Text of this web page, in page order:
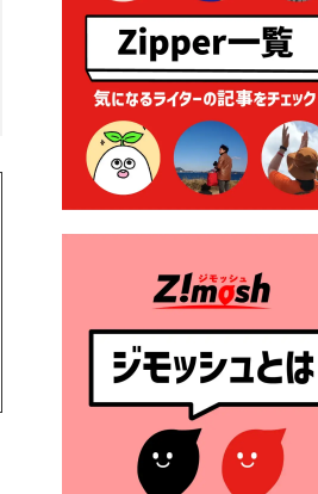
2026年7月9日 廃食用油の回
収
2026年7月7日 「おゆずりコ
ーナー」について
2026年7月1日 豊前市民プール
一般開放
（令和８年４月１日施行）
格改定
2026年6月23日 公告一覧（市
内業者対象）を更新しまし
2026年6月23日 （一財）豊前